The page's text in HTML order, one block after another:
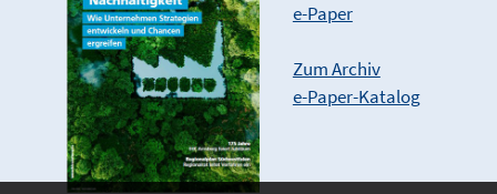
e-Paper
Zum Archiv
e-Paper-Katalog